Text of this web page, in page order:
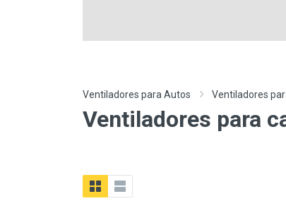
Ventiladores para Autos Ventiladores
Ventiladores para